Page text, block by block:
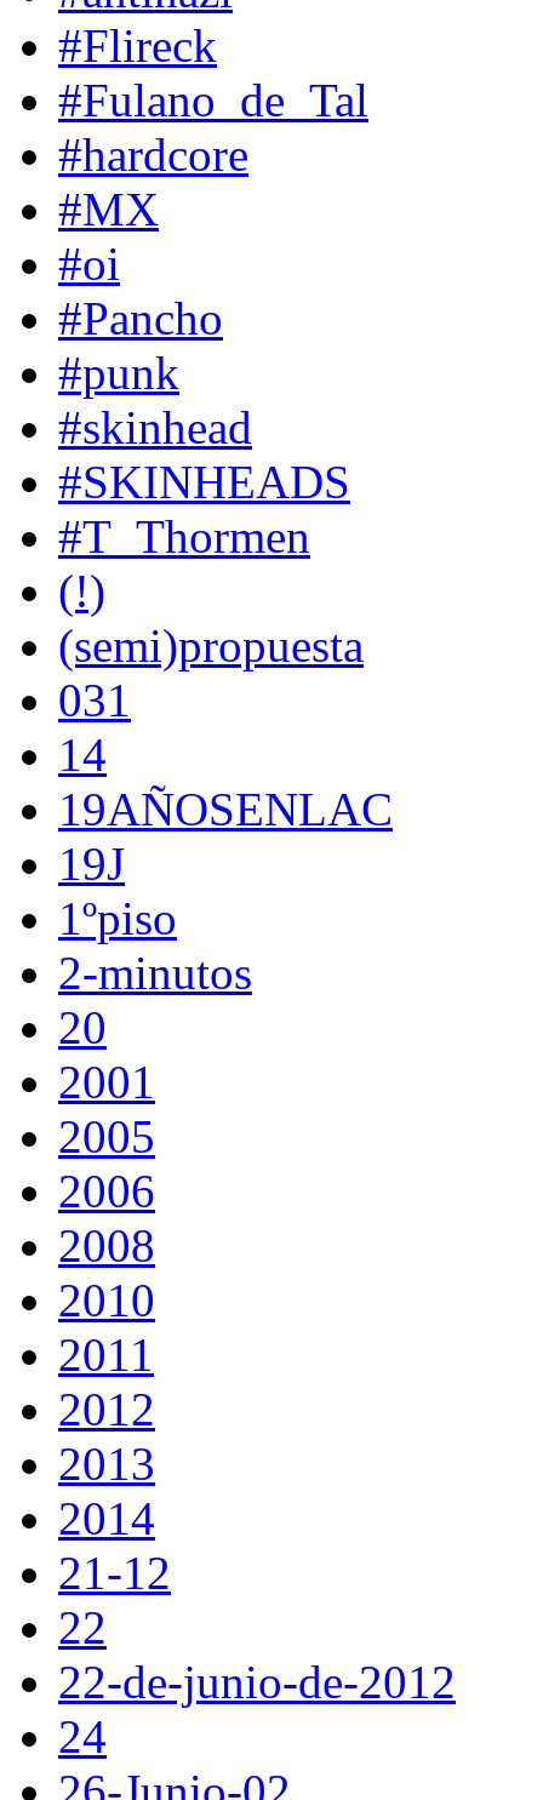
#Flireck
#Fulano_de_Tal
#hardcore
#MX
#oi
#Pancho
#punk
#skinhead
#SKINHEADS
#T_Thormen
(!)
(semi)propuesta
031
14
19AÑOSENLAC
19J
1ºpiso
2-minutos
20
2001
2005
2006
2008
2010
2011
2012
2013
2014
21-12
22
22-de-junio-de-2012
24